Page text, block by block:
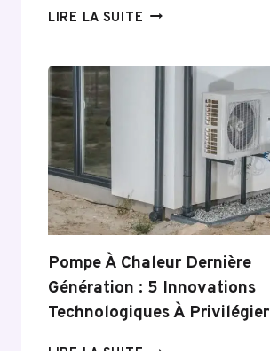
LIRE LA SUITE 5
SYSTÈMES
CHAUFFAGE
CONNECTÉS
Pompe À Chaleur Dernière
Génération : 5 Innovations
Technologiques À Privilégier